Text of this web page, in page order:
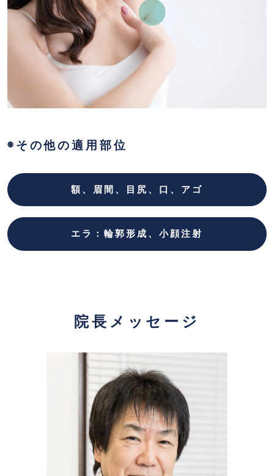
◉その他の適用部位
額、眉間、目尻、口、アゴ
エラ：輪郭形成、小顔注射
院長メッセージ